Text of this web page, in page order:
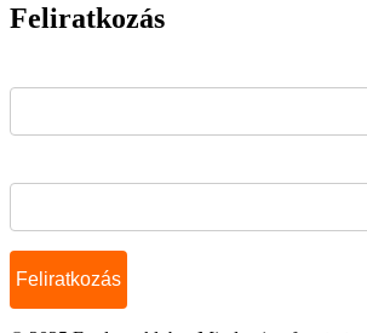
Feliratkozás